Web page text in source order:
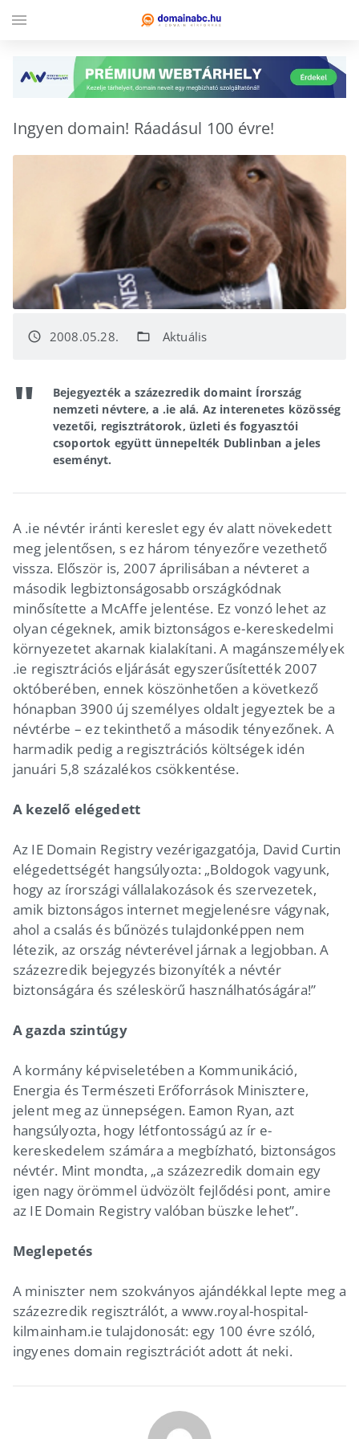
Ingyen domain! Ráadásul 100 évre!
access_time 2008.05.28. folder_open Aktuális
Bejegyezték a százezredik domaint Írország
nemzeti névtere, a .ie alá. Az interenetes közösség
vezetői, regisztrátorok, üzleti és fogyasztói
csoportok együtt ünnepelték Dublinban a jeles
eseményt.
A .ie névtér iránti kereslet egy év alatt növekedett
meg jelentősen, s ez három tényezőre vezethető
vissza. Először is, 2007 áprilisában a névteret a
második legbiztonságosabb országkódnak
minősítette a McAffe jelentése. Ez vonzó lehet az
olyan cégeknek, amik biztonságos e-kereskedelmi
környezetet akarnak kialakítani. A magánszemélyek
.ie regisztrációs eljárását egyszerűsítették 2007
októberében, ennek köszönhetően a következő
hónapban 3900 új személyes oldalt jegyeztek be a
névtérbe – ez tekinthető a második tényezőnek. A
harmadik pedig a regisztrációs költségek idén
januári 5,8 százalékos csökkentése.
A kezelő elégedett
Az IE Domain Registry vezérigazgatója, David Curtin
elégedettségét hangsúlyozta: „Boldogok vagyunk,
hogy az írországi vállalakozások és szervezetek,
amik biztonságos internet megjelenésre vágynak,
ahol a csalás és bűnözés tulajdonképpen nem
létezik, az ország névterével járnak a legjobban. A
százezredik bejegyzés bizonyíték a névtér
biztonságára és széleskörű használhatóságára!”
A gazda szintúgy
A kormány képviseletében a Kommunikáció,
Energia és Természeti Erőforrások Minisztere,
jelent meg az ünnepségen. Eamon Ryan, azt
hangsúlyozta, hogy létfontosságú az ír e-
kereskedelem számára a megbízható, biztonságos
névtér. Mint mondta, „a százezredik domain egy
igen nagy örömmel üdvözölt fejlődési pont, amire
az IE Domain Registry valóban büszke lehet”.
Meglepetés
A miniszter nem szokványos ajándékkal lepte meg a
százezredik regisztrálót, a www.royal-hospital-
kilmainham.ie tulajdonosát: egy 100 évre szóló,
ingyenes domain regisztrációt adott át neki.
menu